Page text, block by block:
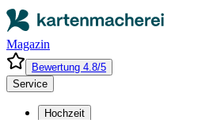
Magazin
Bewertung 4.8/5
Service
Hochzeit